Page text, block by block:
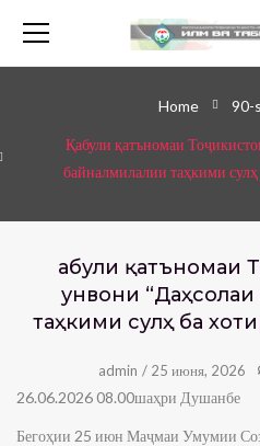
Home 90-
Қабули қатъномаи
байналмилалии таҳкими сулҳ
Қабули қатъномаи
унвони
таҳкими сулҳ ба
admin / 25 июня, 2026
26.06.2026 08.00шаҳри Душанбе
Бегоҳии 25 июн Маҷмаи Умумии